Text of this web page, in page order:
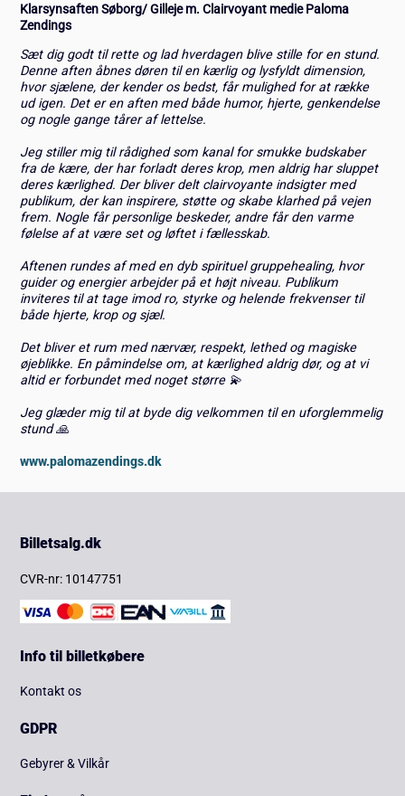
Klarsynsaften Søborg/ Gilleje m. Clairvoyant medie Paloma
Zendings
Sæt dig godt til rette og lad hverdagen blive stille for en stund.
Denne aften åbnes døren til en kærlig og lysfyldt dimension,
hvor sjælene, der kender os bedst, får mulighed for at række
ud igen. Det er en aften med både humor, hjerte, genkendelse
og nogle gange tårer af lettelse.
Jeg stiller mig til rådighed som kanal for smukke budskaber
fra de kære, der har forladt deres krop, men aldrig har sluppet
deres kærlighed. Der bliver delt clairvoyante indsigter med
publikum, der kan inspirere, støtte og skabe klarhed på vejen
frem. Nogle får personlige beskeder, andre får den varme
følelse af at være set og løftet i fællesskab.
Aftenen rundes af med en dyb spirituel gruppehealing, hvor
guider og energier arbejder på et højt niveau. Publikum
inviteres til at tage imod ro, styrke og helende frekvenser til
både hjerte, krop og sjæl.
Det bliver et rum med nærvær, respekt, lethed og magiske
øjeblikke. En påmindelse om, at kærlighed aldrig dør, og at vi
altid er forbundet med noget større 💫
Jeg glæder mig til at byde dig velkommen til en uforglemmelig
stund 🙏
www.palomazendings.dk
Billetsalg.dk
CVR-nr: 10147751
Info til billetkøbere
Kontakt os
GDPR
Gebyrer & Vilkår